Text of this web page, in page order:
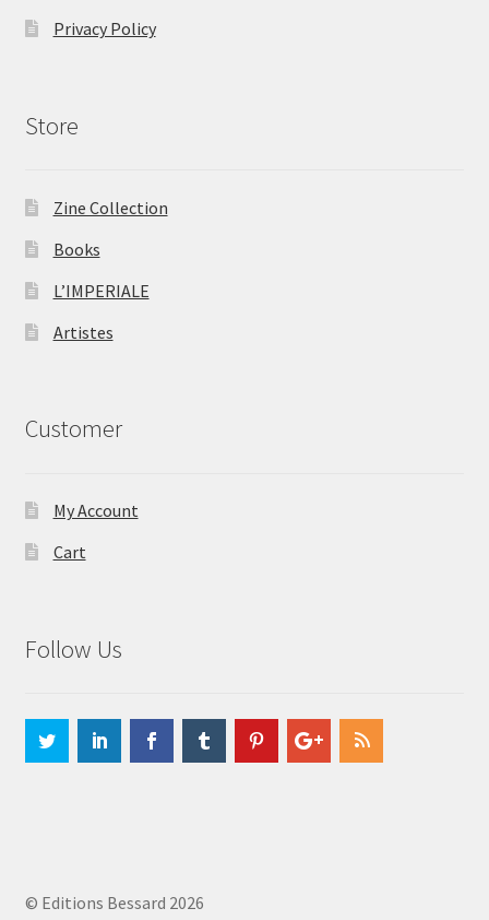
Privacy Policy
Store
Zine Collection
Books
L’IMPERIALE
Artistes
Customer
My Account
Cart
Follow Us
© Editions Bessard 2026